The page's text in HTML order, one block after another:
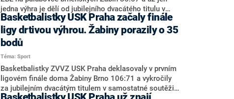
jedna výhra je dělí od jubilejního dvacátého titulu v
samostatné historii a šestnáctého za sebou. V sérii
hrané na tři vítězné zápasy vedou 2:0. Rozhodnout
mohou už v neděli doma na Královce. Hrát se bude od
15:00.
Basketbalistky USK Praha začaly finále
ligy drtivou výhrou. Žabiny porazily o 35
bodů
Téma: Sport
Basketbalistky ZVVZ USK Praha deklasovaly v prvním
ligovém finále doma Žabiny Brno 106:71 a vykročily
za jubilejním dvacátým titulem v samostatné soutěži a